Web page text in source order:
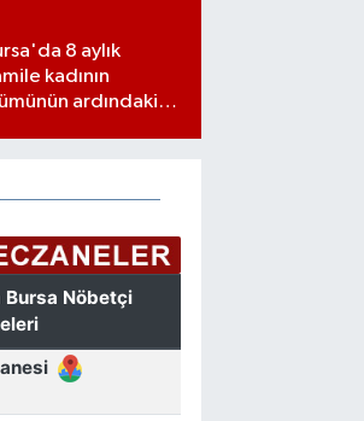
8 aylık
kadının
ardındaki